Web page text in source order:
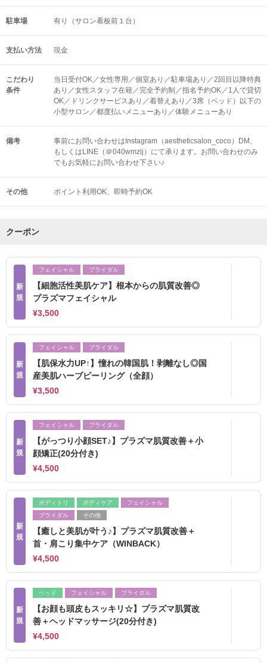
駐車場 有り（サロン看板前１台）
支払い方法 現金
こだわり
条件
当日受付OK／女性専用／個室あり／駐車場あり／2回目以降特典
あり／女性スタッフ在籍／完全予約制／指名予約OK／1人で貸切
OK／ドリンクサービスあり／着替えあり／3席（ベッド）以下の
小型サロン／都度払いメニューあり／体験メニューあり
備考
事前にお問い合わせはInstagram（aestheticsalon_coco）DM、
もしくはLINE（＠040wmzij）にて承ります。お問い合わせのみ
でもお気軽にお問い合わせ下さい♪
その他 ポイント利用OK 即時予約OK
クーポン
新
規
フェイシャル ブライダル
【細胞活性美肌ケア】根本からの肌質改善◎
プラズマフェイシャル
¥3,500
新
規
フェイシャル ブライダル
【肌保水力UP↑】憧れの韓国肌！剥離なし◎国
産美肌ハーブピーリング（全顔）
¥3,500
新
規
フェイシャル ブライダル
【がっつり小顔SET♪】プラズマ肌質改善＋小
顔矯正(20分付き)
¥4,500
新
規
ボディトリ ボディケア
フェイシャル
ブライダル
その他
【癒しと美肌が叶う♪】プラズマ肌質改善＋
首・肩こり集中ケア（WINBACK）
¥4,500
新
規
ヘッド フェイシャル ブライダル
【お顔も頭皮もスッキリ☆】プラズマ肌質改
善＋ヘッドマッサージ(20分付き)
¥4,500